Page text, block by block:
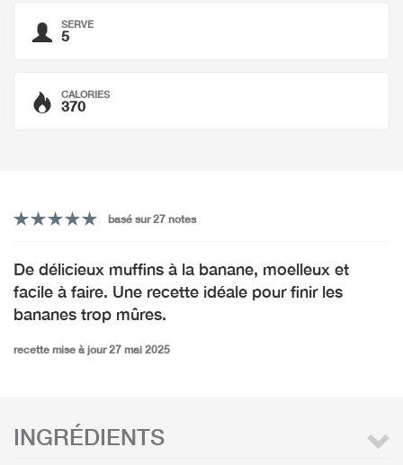
SERVE
5
CALORIES
370
basé sur 27 notes
De délicieux muffins à la banane, moelleux et
facile à faire. Une recette idéale pour finir les
bananes trop mûres.
recette mise à jour 27 mai 2025
INGRÉDIENTS